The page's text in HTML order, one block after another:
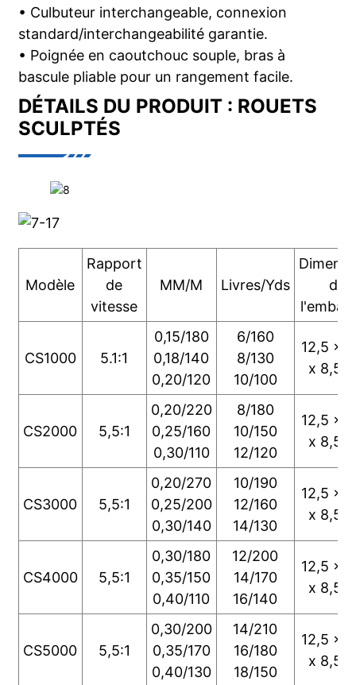
• Culbuteur interchangeable, connexion
standard/interchangeabilité garantie.
• Poignée en caoutchouc souple, bras à
bascule pliable pour un rangement facile.
DÉTAILS DU PRODUIT : ROUETS
SCULPTÉS
Modèle
Rapport
de
vitesse
MM/M Livres/Yds
de
CS1000 5.1:1
0,15/180
0,18/140
0,20/120
6/160
8/130
10/100
12,5 x
x 8,5
CS2000 5,5:1
0,20/220
0,25/160
0,30/110
8/180
10/150
12/120
12,5 x
x 8,5
CS3000 5,5:1
0,20/270
0,25/200
0,30/140
10/190
12/160
14/130
12,5 x
x 8,5
CS4000 5,5:1
0,30/180
0,35/150
0,40/110
12/200
14/170
16/140
12,5 x
x 8,5
CS5000 5,5:1
0,30/200
0,35/170
0,40/130
14/210
16/180
18/150
12,5 x
x 8,5